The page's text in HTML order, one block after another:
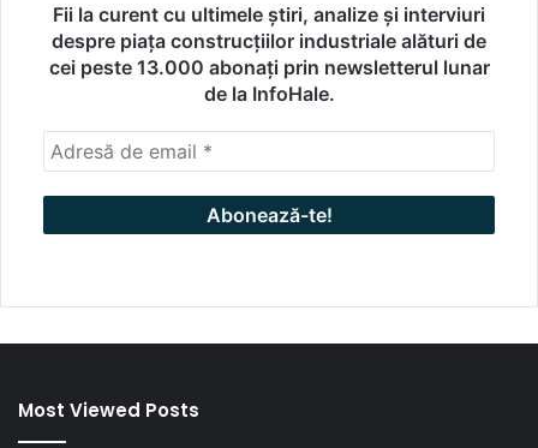
Fii la curent cu ultimele știri, analize și interviuri
despre piața construcțiilor industriale alături de
cei peste 13.000 abonați prin newsletterul lunar
de la InfoHale.
Most Viewed Posts